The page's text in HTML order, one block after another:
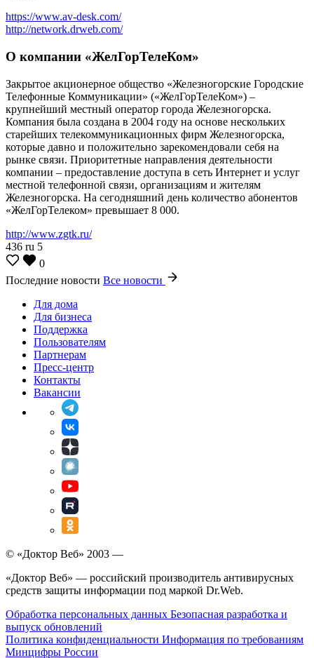
https://www.av-desk.com/
http://network.drweb.com/
О компании «ЖелГорТелеКом»
Закрытое акционерное общество «Железногорские Городские
Телефонные Коммуникации» («ЖелГорТелеКом») –
крупнейший местный оператор города Железногорска.
Компания была создана в 2004 году на основе нескольких
старейших телекоммуникационных фирм Железногорска,
которые давно и положительно зарекомендовали себя на
рынке связи. Приоритетные направления деятельности
компании – предоставление доступа в сеть Интернет и услуг
местной телефонной связи, организациям и жителям
Железногорска. На сегодняшний день количество абонентов
«ЖелГорТелеком» превышает 8 000.
http://www.zgtk.ru/
436 ru 5
0
Последние новости Все новости
Для дома
Для бизнеса
Поддержка
Пользователям
Партнерам
Пресс-центр
Контакты
Вакансии
© «Доктор Веб» 2003 —
«Доктор Веб» — российский производитель антивирусных
средств защиты информации под маркой Dr.Web.
Обработка персональных данных Безопасная разработка и
выпуск обновлений
Политика конфиденциальности Информация по требованиям
Минцифры России